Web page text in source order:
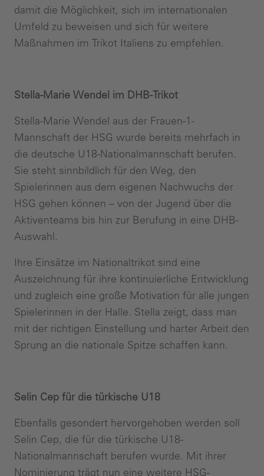
damit die Möglichkeit, sich im internationalen
Umfeld zu beweisen und sich für weitere
Maßnahmen im Trikot Italiens zu empfehlen.
Stella-Marie Wendel im DHB-Trikot
Stella-Marie Wendel aus der Frauen-1-
Mannschaft der HSG wurde bereits mehrfach in
die deutsche U18-Nationalmannschaft berufen.
Sie steht sinnbildlich für den Weg, den
Spielerinnen aus dem eigenen Nachwuchs der
HSG gehen können – von der Jugend über die
Aktiventeams bis hin zur Berufung in eine DHB-
Auswahl.
Ihre Einsätze im Nationaltrikot sind eine
Auszeichnung für ihre kontinuierliche Entwicklung
und zugleich eine große Motivation für alle jungen
Spielerinnen in der Halle. Stella zeigt, dass man
mit der richtigen Einstellung und harter Arbeit den
Sprung an die nationale Spitze schaffen kann.
Selin Cep für die türkische U18
Ebenfalls gesondert hervorgehoben werden soll
Selin Cep, die für die türkische U18-
Nationalmannschaft berufen wurde. Mit ihrer
Nominierung trägt nun eine weitere HSG-